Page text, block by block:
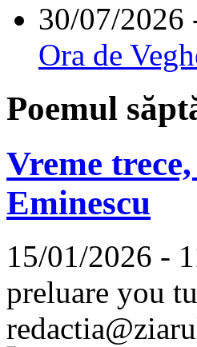
30/07/2026
Ora de
Poemul
Vreme
Eminescu
15/01/2026 -
preluare you